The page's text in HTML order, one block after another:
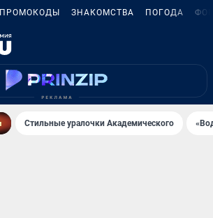
ПРОМОКОДЫ ЗНАКОМСТВА ПОГОДА
Стильные уралочки Академического